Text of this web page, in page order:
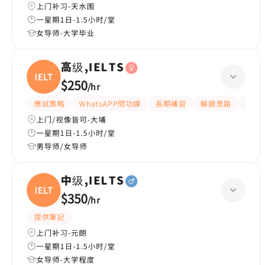
上门补习-天水围
一星期1日-1.5小时/堂
女导师-大学毕业
IELTS
高级,IELTS
$250/hr
應試策略 WhatsAPP問功課 長期補習 解題思路
上门/视像皆可-大埔
一星期1日-1.5小时/堂
男导师/女导师
IELTS
中级,IELTS
$350/hr
提供筆記
上门补习-元朗
一星期1日-1.5小时/堂
女导师-大学程度